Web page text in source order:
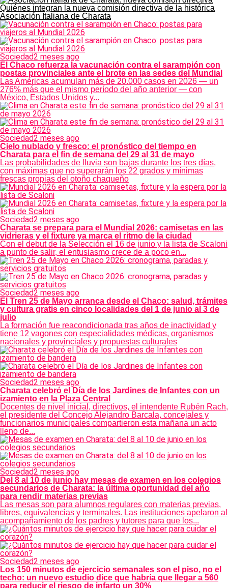
Quiénes integran la nueva comisión directiva de la histórica
Asociación Italiana de Charata
Sociedad2 meses ago
El Chaco refuerza la vacunación contra el sarampión con
postas provinciales ante el brote en las sedes del Mundial
Las Américas acumulan más de 20.000 casos en 2026 — un
276% más que el mismo período del año anterior — con
México, Estados Unidos y...
Sociedad2 meses ago
Cielo nublado y fresco: el pronóstico del tiempo en
Charata para el fin de semana del 29 al 31 de mayo
Las probabilidades de lluvia son bajas durante los tres días,
con máximas que no superarán los 22 grados y mínimas
frescas propias del otoño chaqueño
Sociedad2 meses ago
Charata se prepara para el Mundial 2026: camisetas en las
vidrieras y el fixture ya marca el ritmo de la ciudad
Con el debut de la Selección el 16 de junio y la lista de Scaloni
a punto de salir, el entusiasmo crece de a poco en...
Sociedad2 meses ago
El Tren 25 de Mayo arranca desde el Chaco: salud, trámites
y cultura gratis en cinco localidades del 1 de junio al 3 de
julio
La formación fue reacondicionada tras años de inactividad y
tiene 12 vagones con especialidades médicas, organismos
nacionales y provinciales y propuestas culturales
Sociedad2 meses ago
Charata celebró el Día de los Jardines de Infantes con un
izamiento en la Plaza Central
Docentes de nivel inicial, directivos, el intendente Rubén Rach,
el presidente del Concejo Alejandro Barcala, concejales y
funcionarios municipales compartieron esta mañana un acto
lleno de...
Sociedad2 meses ago
Del 8 al 10 de junio hay mesas de examen en los colegios
secundarios de Charata: la última oportunidad del año
para rendir materias previas
Las mesas son para alumnos regulares con materias previas,
libres, equivalencias y terminales. Las instituciones apelaron al
acompañamiento de los padres y tutores para que los...
Sociedad2 meses ago
Los 150 minutos de ejercicio semanales son el piso, no el
techo: un nuevo estudio dice que habría que llegar a 560
para reducir el riesgo de infarto un 30%